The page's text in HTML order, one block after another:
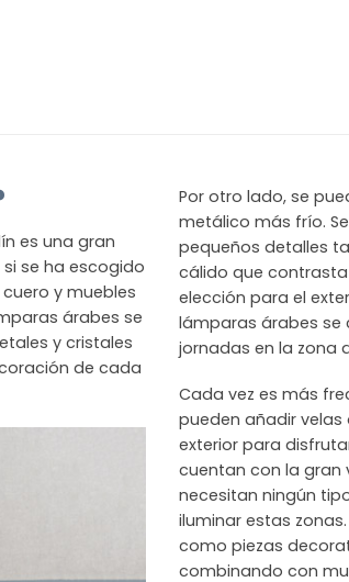
es una gran
se ha escogido
y muebles
árabes se
y cristales
de cada
Por otro lado, se
metálico más frío.
pequeños detalles
cálido que
elección para el
lámparas árabes se
jornadas en la zona
Cada vez es más
pueden añadir velas
exterior para
cuentan con la gran
necesitan ningún
iluminar estas
como piezas
combinando con